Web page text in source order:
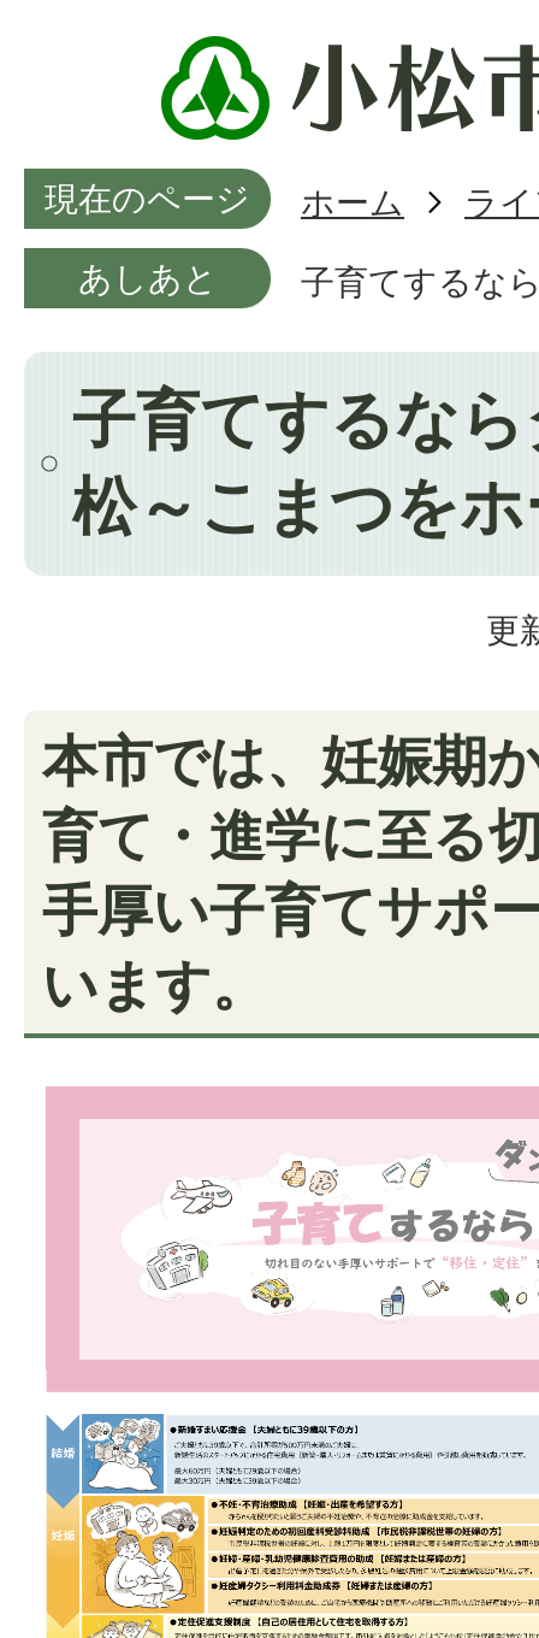
現在のページ ホーム
ラ
あしあと
子育てするな
子育てするな
松～こまつを
更
本市では、妊娠期
育て・進学に至る
手厚い子育てサポ
います。